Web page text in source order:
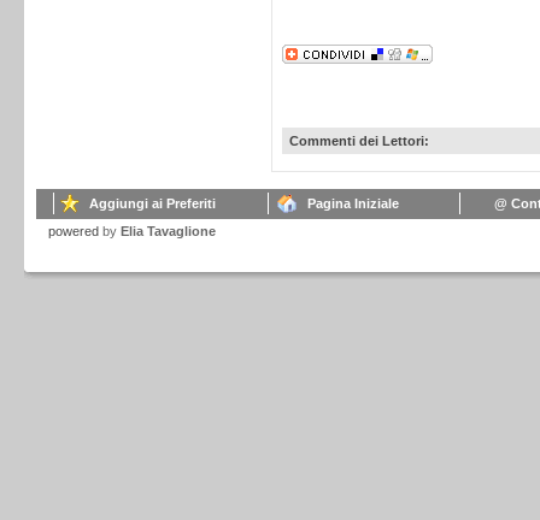
Commenti dei Lettori:
Aggiungi ai Preferiti Pagina Iniziale
@
powered by Elia Tavaglione